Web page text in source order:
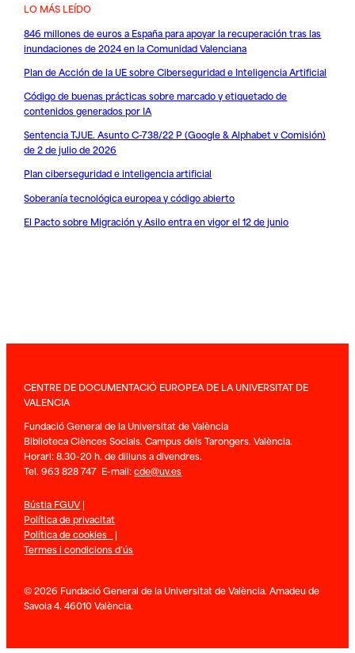
LO MÁS LEÍDO
846 millones de euros a España para apoyar la recuperación tras las
inundaciones de 2024 en la Comunidad Valenciana
Plan de Acción de la UE sobre Ciberseguridad e Inteligencia Artificial
Código de buenas prácticas sobre marcado y etiquetado de
contenidos generados por IA
Sentencia TJUE. Asunto C-738/22 P (Google & Alphabet v Comisión)
de 2 de julio de 2026
Plan ciberseguridad e inteligencia artificial
Soberanía tecnológica europea y código abierto
El Pacto sobre Migración y Asilo entra en vigor el 12 de junio
CENTRE DE DOCUMENTACIÓ EUROPEA DE LA UNIVERSITAT DE
VALENCIA
Fundació General de la Universitat de València
Biblioteca Ciènces Socials. Campus dels Tarongers. València.
Horari: 8.30-20 h. de dilluns a divendres.
Tel. 963 828 747 E-mail:cde@uv.es
Bústia FGUV|
Política de privacitat
Política de cookies |
Termes i condicions d’ús
© 2026 Fundació General de la Universitat de València. Amadeu de
Savoia 4. 46010 València.